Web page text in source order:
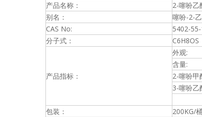
产品名称：
2-噻吩乙
别名：
噻吩-2-
CAS No:
5402-55-
分子式：
C6H8OS
产品指标：
外观:
含量:
2-噻吩甲
3-噻吩乙
包装： 200KG/桶